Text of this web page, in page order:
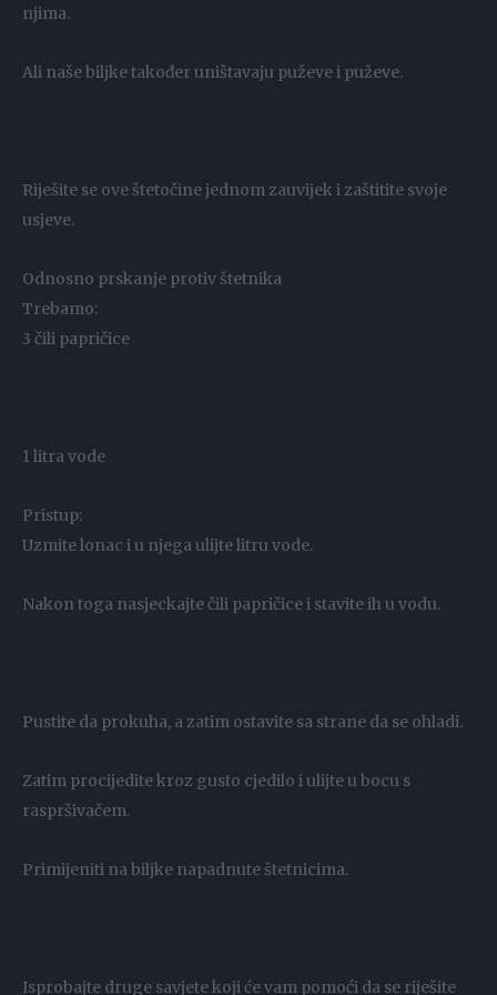
njima.
Ali naše biljke također uništavaju puževe i puževe.
Riješite se ove štetočine jednom zauvijek i zaštitite svoje
usjeve.
Odnosno prskanje protiv štetnika
Trebamo:
3 čili papričice
1 litra vode
Pristup:
Uzmite lonac i u njega ulijte litru vode.
Nakon toga nasjeckajte čili papričice i stavite ih u vodu.
Pustite da prokuha, a zatim ostavite sa strane da se ohladi.
Zatim procijedite kroz gusto cjedilo i ulijte u bocu s
raspršivačem.
Primijeniti na biljke napadnute štetnicima.
Isprobajte druge savjete koji će vam pomoći da se riješite